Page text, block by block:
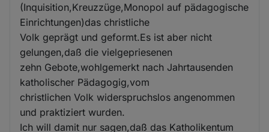
(Inquisition,Kreuzzüge,Monopol auf pädagogische
Einrichtungen)das christliche
Volk geprägt und geformt.Es ist aber nicht
gelungen,daß die vielgepriesenen
zehn Gebote,wohlgemerkt nach Jahrtausenden
katholischer Pädagogig,vom
christlichen Volk widerspruchslos angenommen
und praktiziert wurden.
Ich will damit nur sagen,daß das Katholikentum